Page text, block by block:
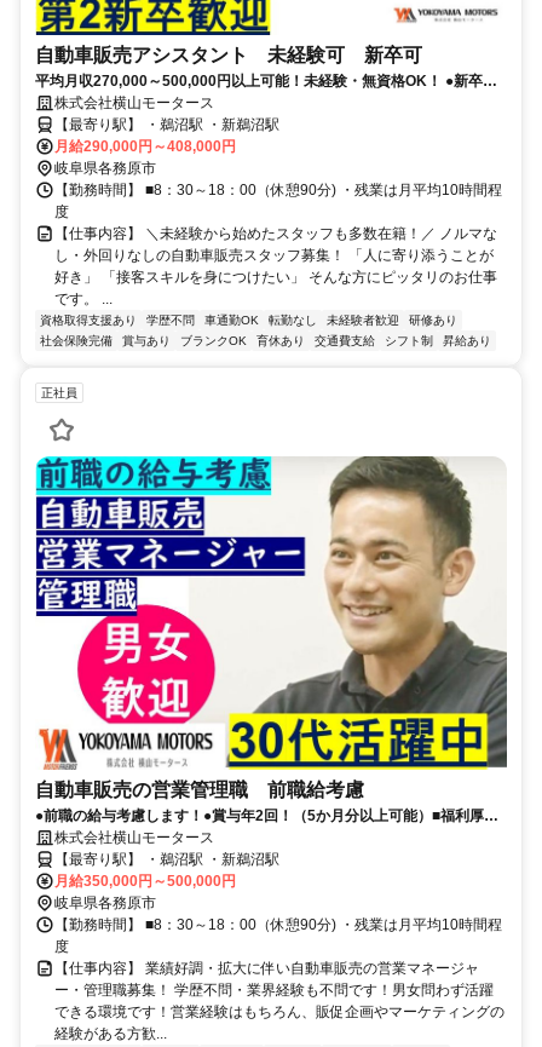
自動車販売アシスタント 未経験可 新卒可
平均月収270,000～500,000円以上可能！未経験・無資格OK！ ●新卒・
第二新卒OK●異業種転職OK●賞与年2回
株式会社横山モータース
【最寄り駅】 ・鵜沼駅 ・新鵜沼駅
月給290,000円～408,000円
岐阜県各務原市
【勤務時間】 ■8：30～18：00（休憩90分) ・残業は月平均10時間程
度
【仕事内容】 ＼未経験から始めたスタッフも多数在籍！／ ノルマな
し・外回りなしの自動車販売スタッフ募集！ 「人に寄り添うことが
好き」 「接客スキルを身につけたい」 そんな方にピッタリのお仕事
です。 ...
資格取得支援あり 学歴不問 車通勤OK 転勤なし 未経験者歓迎
研修あり
社会保険完備
賞与あり ブランクOK 育休あり 交通費支給 シフト制 昇給あり
正社員
自動車販売の営業管理職 前職給考慮
●前職の給与考慮します！●賞与年2回！（5か月分以上可能）■福利厚生
充実株式会社横山モータース
【最寄り駅】 ・鵜沼駅 ・新鵜沼駅
月給350,000円～500,000円
岐阜県各務原市
【勤務時間】 ■8：30～18：00（休憩90分) ・残業は月平均10時間程
度
【仕事内容】 業績好調・拡大に伴い自動車販売の営業マネージャ
ー・管理職募集！ 学歴不問・業界経験も不問です！男女問わず活躍
できる環境です！営業経験はもちろん、販促企画やマーケティングの
経験がある方歓...